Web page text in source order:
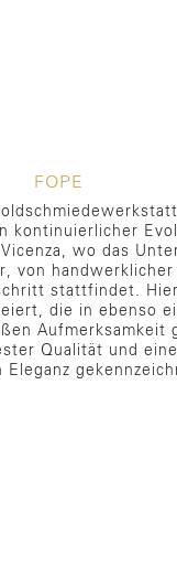
FOPE
kontinuierlicher
wo das
von
stattfindet.
die in ebenso
Aufmerksamkeit
Qualität und
Eleganz